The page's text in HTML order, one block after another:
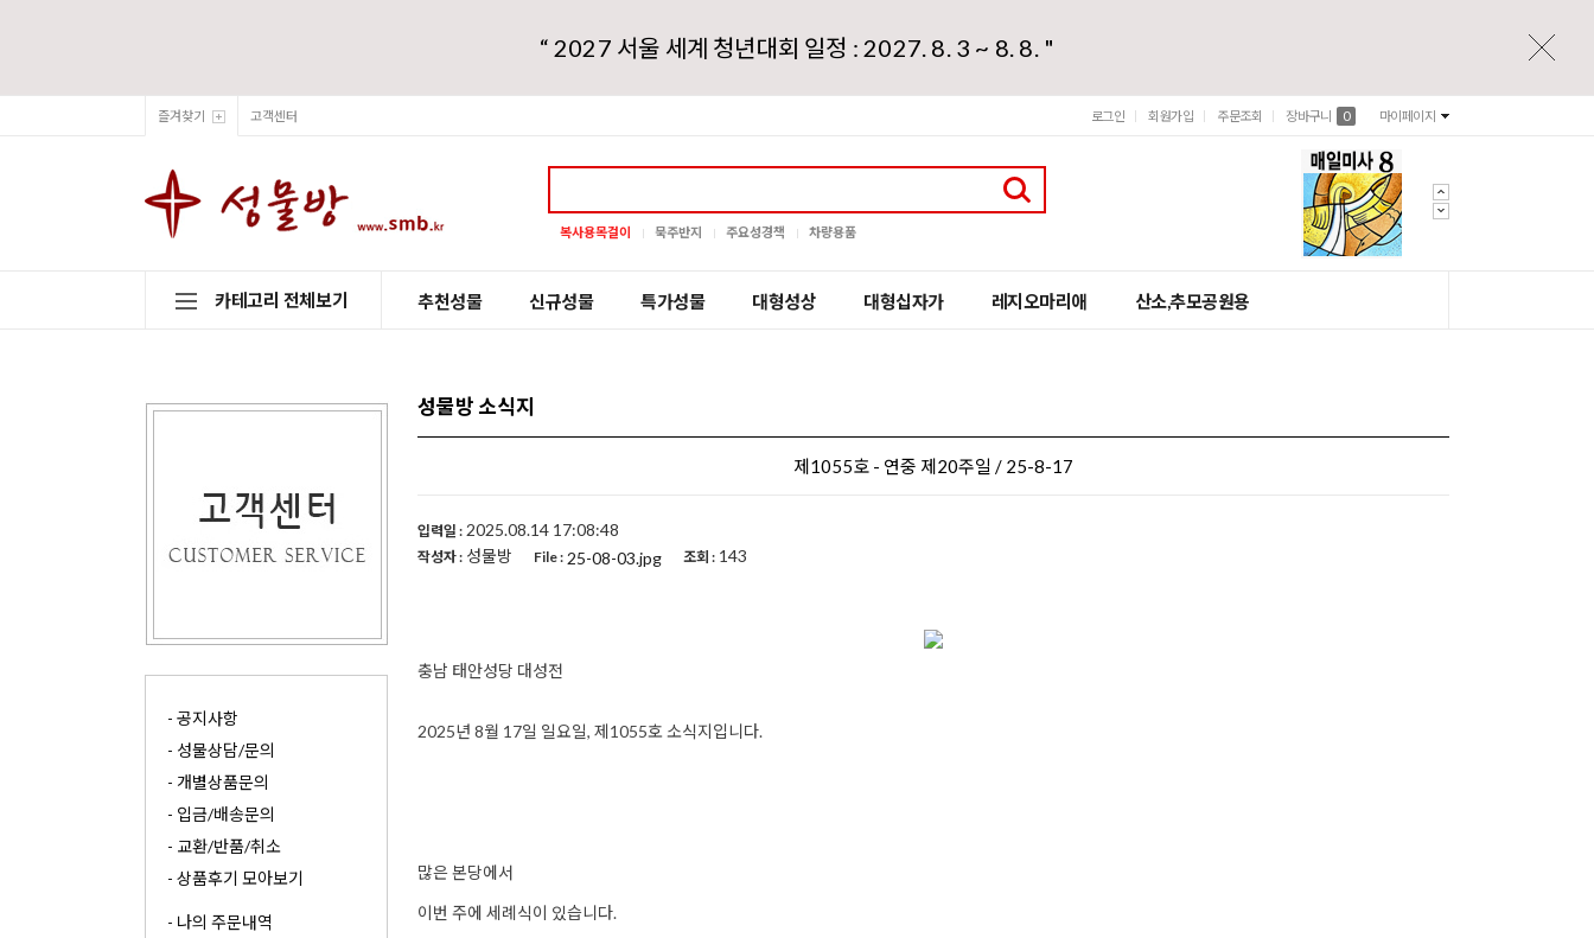
“ 2027 서울 세계 청년대회 일정 : 2027. 8. 3 ~ 8. 8. "
즐겨찾기 고객센터 로그인 회원가입 주문조회 장바구니 0 마이페이지
복사용목걸이 묵주반지 주요성경책 차량용품
카테고리 전체보기 추천성물 신규성물 특가성물 대형성상 대형십자가 레지오마리애 산소,추모공원용
- 공지사항
- 성물상담/문의
- 개별상품문의
- 입금/배송문의
- 교환/반품/취소
- 상품후기 모아보기
- 나의 주문내역
성물방 소식지
제1055호 - 연중 제20주일 / 25-8-17
입력일 : 2025.08.14 17:08:48
작성자 : 성물방 File : 25-08-03.jpg 조회 : 143
충남 태안성당 대성전
2025년 8월 17일 일요일, 제1055호 소식지입니다.
많은 본당에서
이번 주에 세례식이 있습니다.